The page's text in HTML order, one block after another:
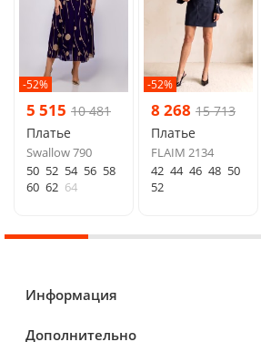
-52%
5 515 10 481
Платье
Swallow 790
50 52 54 56 58
60 62 64
-52%
8 268 15 713
Платье
FLAIM 2134
42 44 46 48 50
52
Информация
Дополнительно